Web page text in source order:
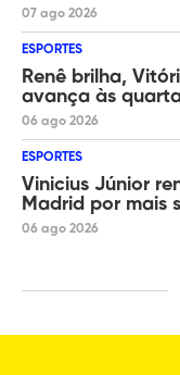
07 ago 2026
ESPORTES
Renê brilha,
avança às
06 ago 2026
ESPORTES
Vinicius Júnior
Madrid por mais
06 ago 2026